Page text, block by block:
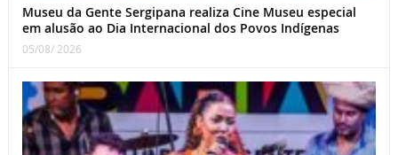
Museu da Gente Sergipana realiza Cine Museu especial
em alusão ao Dia Internacional dos Povos Indígenas
05/08/ 2026